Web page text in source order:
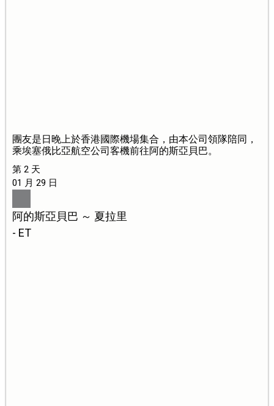
團友是日晚上於香港國際機場集合，由本公司領隊陪同，
乘埃塞俄比亞航空公司客機前往阿的斯亞貝巴。
第 2 天
01 月 29 日
阿的斯亞貝巴 ～ 夏拉里
- ET